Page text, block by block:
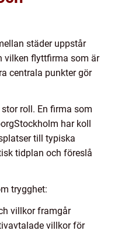
städer uppstår
vilken flyttfirma som är
centrala punkter gör
roll. En firma som
har koll
till typiska
tidplan och föreslå
trygghet:
villkor framgår
villkor för